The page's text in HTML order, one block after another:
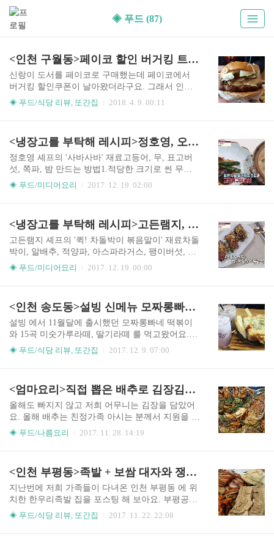
◈ 푸드 (87)
<인천 구월동>페이코 할인 버거킹 트러플머쉬룸스테이크&와퍼
신랑이 도서를 페이코로 구매했는데 페이코에서
버거킹 할인쿠폰이 날아왔더라구요. 그래서 인천
구월동에 있는 버거킹에 가서 비싼 가격에 속하는
어라... 쿠폰으로 약 20% 정도 할인 받은 것 같네요.
아래 사진처럼 기계에서 주문하고 음식을 기다렸
지요. 신랑이 척척 잘하더라구요. ㅋㅋ 식사시간을
조금 지나서 갔기때문인지 버거는 금방 나왔어요.
나중에 알았는데 커피도 천원으로 할인중이더라구
딱 봐도 우리 부부가 주로 먹던 맥사나 K사의 햄버
거보다 훨 두꺼웠네요. 신랑이 스테이크를 제..
◈ 푸드/식당 리뷰, 또간집 2018. 4. 9. 00:11
<냉장고를 부탁해 레시피>정호영, 오세득 셰프 고등어 요리
정호영 셰프의 '사바사바' 재료고등어, 무, 표고버
섯, 쪽파, 밤 만드는 방법1.적당한 크기로 썬 무를
기름에 튀긴다. 2.불린 쌀, 표고버섯 불린 물, 간장,
질한 고등어를 뜨거운 물에 담가둔다. 정호영 셰프
의 요리팁)생선의 살이나 뼈에 뜨거운 물을 부으면
비린내를 잡을 수 있다. 5.고등어를 손질해 가시를
발라낸 뒤 소금을 뿌리고 기름을 두른 팬에 굽는다.
6.팬에 물, 맛술, 청주, 된장을 넣고 끓이다가 뜨거
로 썰어 접시에 담는다. 8.고등어 된장조..
◈ 푸드/미디어요리 2017. 12. 19. 02:00
<냉장고를 부탁해 레시피>고든램지, 이연복 셰프의 차돌박이 요리
고든램지 셰프의 '퀵! 차돌박이 볶음말이' 재료차돌
박이, 알배추, 적양파, 아스파라거스, 팽이버섯, 쪽
파, 멸치볶음, 명이나물 장아찌, 불고기양념, 굴소
볶던 채소에 마늘편을 넣고 함께 볶는다. 4.구운 아
스파라거스에 불고기양념과 굴소스를 바른다. 5.볶
던 채소에 알배추를 더해 함께 볶는다. 6.채소볶음
에 굴소스로 간을 하고, 팽이버섯을 넣고 버무린다.
7.기름을 넉넉히 두른 팬에 밥을 펴서 굽는다. 8.차
아스파라거스를 구운 차돌박이로 말아 롤을 만든..
◈ 푸드/미디어요리 2017. 12. 19. 00:00
<인천 송도동>설빙 신메뉴 모짜롱빠네떡볶이, 15곡미숫가루라떼, 딸기라떼 리뷰
설빙 에서 11월달에 출시했던 모짜롱빠네 떡볶이
와 15곡 미숫가루라떼, 딸기라떼 를 먹고왔어요.집
이 인천이라 설빙 인천 지점 중에 송도포스코점에
었어요. 설빙은 매장별로 영업시간이 상이하더라
구요. 인천 송도포스코점 영업시간은 봄,여름은 매
일 11:00 - Last order 23:30 그리고 가을,겨울에는
매일 11:00 - 23:00 Last order 22:00 라고 하네요.홈
서비스도 개시해서 음료포함 전메뉴 배달 가능하
은 모짜롱빠네떡볶이 7,900원, 15곡미..
◈ 푸드/식당 리뷰, 또간집 2017. 12. 9. 07:00
<엄마요리>직접 뽑은 배추로 김장김치 15포기 담그기/김치찌개 끓이면 맛있는 김치
올해도 빠지지 않고 저희 어무니는 김장을 담았어
요. 올해 배추는 친정가족 아시는 분께서 지원을 해
주셨네요. 강화에 몇 포기만 직접 수확을 하러 갔었
추 고르는 법 1:24 가족들이 함께 강화로 날씨가 굉
장히 추운 날 배추를 뽑으러 갔었는데 그 때 뽑아
온 배추와 시판 배추 몇 포기만 더 추가로 사서 김
장을 했어요. 아직 어린 조카가 그날 배추 뽑느라고
고생 많이 했네요. ㅎㅎ 일단 김장은 좋은 배추로
◈ 푸드/나름요리 2017. 11. 28. 14:19
<인천 부평동>족발 + 보쌈 대자와 쟁반국수 한우리족발
지난번에 저희 가족들이 다녀온 인천 부평동 에 위
치한 한우리족발 집을 포스팅 해 보아요. 부평공원,
부평시장역에서 가까운 한우리 족발집은 제목에
◈ 푸드/식당 리뷰, 또간집 2017. 11. 22. 22:08